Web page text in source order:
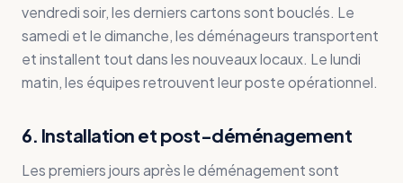
vendredi soir, les derniers cartons sont bouclés. Le
samedi et le dimanche, les déménageurs transportent
et installent tout dans les nouveaux locaux. Le lundi
matin, les équipes retrouvent leur poste opérationnel.
6. Installation et post-déménagement
Les premiers jours après le déménagement sont